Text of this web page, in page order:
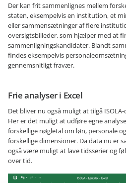
Der kan frit sammenlignes mellem
staten, eksempelvis en institution, et
eller sammensætninger af flere
oversigtsbilleder, som hjælper med at
sammenligningskandidater. Blandt
findes eksempelvis
gennemsnitligt fravær.
Frie analyser i Excel
Det bliver nu også muligt at tilgå
Her er det muligt at udføre egne
forskellige nøgletal om løn, personale
forskellige dimensioner. Da data nu er
også være muligt at lave tidsserier og
over tid.